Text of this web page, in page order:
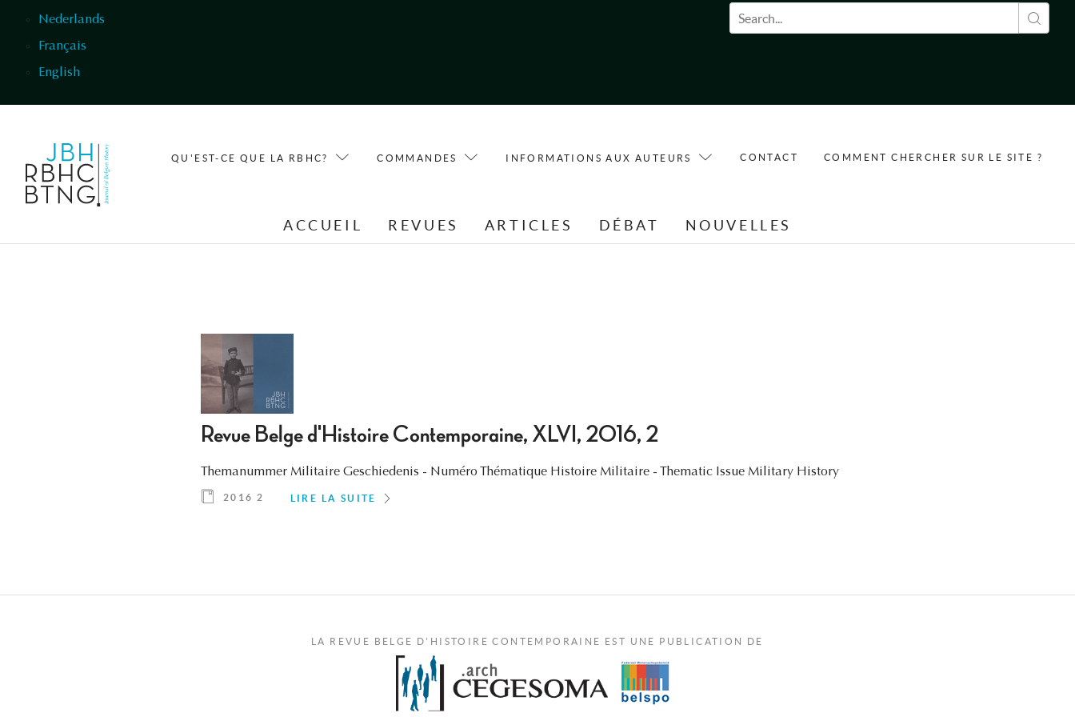
Nederlands
Français
English
Formulaire de recherche
QU'EST-CE QUE LA RBHC? COMMANDES INFORMATIONS AUX AUTEURS CONTACT COMMENT CHERCHER SUR LE SITE ?
ACCUEIL REVUES ARTICLES DÉBAT NOUVELLES
Revue Belge d'Histoire Contemporaine, XLVI, 2016, 2
Themanummer Militaire Geschiedenis - Numéro Thématique Histoire Militaire - Thematic Issue Military History
2016 2 LIRE LA SUITE
LA REVUE BELGE D'HISTOIRE CONTEMPORAINE EST UNE PUBLICATION DE